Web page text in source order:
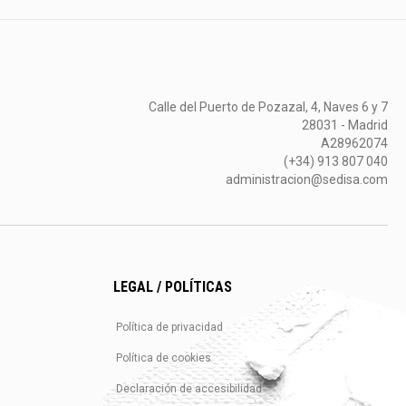
Calle del Puerto de Pozazal, 4, Naves 6 y 7
28031 - Madrid
A28962074
(+34) 913 807 040
administracion@sedisa.com
LEGAL / POLÍTICAS
Política de privacidad
Política de cookies
Declaración de accesibilidad